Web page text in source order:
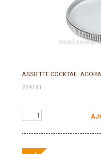
ASSIETTE COCKTAIL
239181